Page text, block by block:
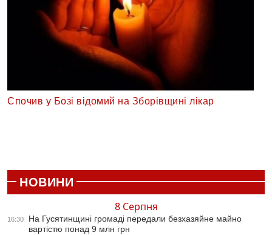
Спочив у Бозі відомий на Зборівщині лікар
НОВИНИ
8 Серпня
16:30
На Гусятинщині громаді передали безхазяйне майно
вартістю понад 9 млн грн